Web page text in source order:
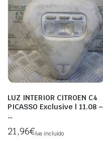
LUZ INTERIOR CITROEN C4
PICASSO Exclusive | 11.08 –
…
21,96€Iva incluido